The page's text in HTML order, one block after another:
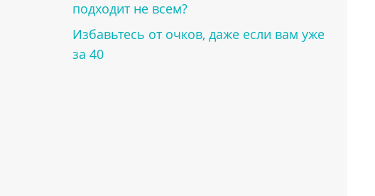
подходит не всем?
Избавьтесь от очков, даже если вам уже
за 40